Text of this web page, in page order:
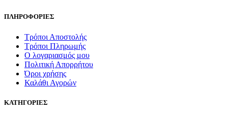
ΠΛΗΡΟΦΟΡΙΕΣ
Τρόποι Αποστολής
Τρόποι Πληρωμής
Ο λογαριασμός μου
Πολιτική Απορρήτου
Όροι χρήσης
Καλάθι Αγορών
ΚΑΤΗΓΟΡΙΕΣ